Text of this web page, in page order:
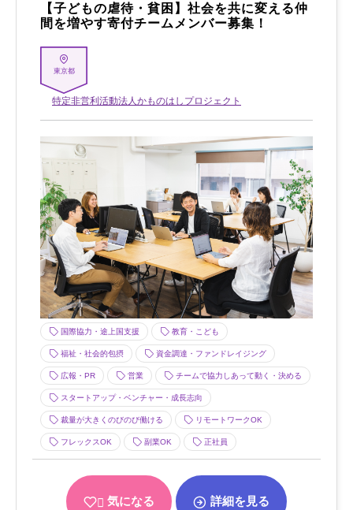
【子どもの虐待・貧困】社会を共に変える仲
間を増やす寄付チームメンバー募集！
東京都
特定非営利活動法人かものはしプロジェクト
国際協力・途上国支援 教育・こども
福祉・社会的包摂 資金調達・ファンドレイジング
広報・PR 営業 チームで協力しあって動く・決める
スタートアップ・ベンチャー・成長志向
裁量が大きくのびのび働ける リモートワークOK
フレックスOK 副業OK 正社員
気になる 詳細を見る